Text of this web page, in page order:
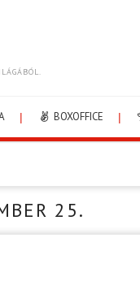
BOXOFFICE
25.